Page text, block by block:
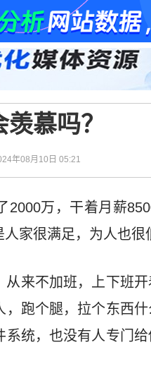
慕吗？
年08月10日 05:21
2000万，干着月薪
家很满足，为人也很
来不加班，上下班
跑个腿，拉个东西
统，也没有人专门